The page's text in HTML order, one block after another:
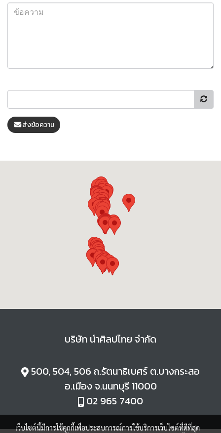
ส่งข้อความ
บริษัท นำศิลปไทย จำกัด
500, 504, 506 ถ.รัตนาธิเบศร์ ต.บางกระสอ
อ.เมือง จ.นนทบุรี 11000
02 965 7400
เว็บไซต์นี้มีการใช้คุกกี้เพื่อประสบการณ์การใช้บริการเว็บไซต์ที่ดีที่สุด